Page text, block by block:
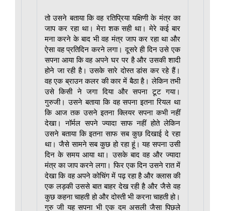
तो उसने बताया कि वह रतिप्रिया यक्षिणी के मंत्र का
जाप कर रहा था। मेरा शक सही था। मेरे कई बार
मना करने के बाद भी वह मंत्र जाप कर रहा था और
ऐसा वह प्रतिदिन करने लगा। दूसरे ही दिन उसे एक
सपना आया कि वह अपने घर पर है और उसकी शादी
होने जा रही है। उसके सारे दोस्त डांस कर रहे हैं।
वह एक ब्राउन कलर की कार में बैठा है। लेकिन तभी
उसे किसी ने जगा दिया और सपना टूट गया।
गुरुजी। उसने बताया कि वह सपना इतना रियल था
कि आज तक उसने इतना क्लियर सपना कभी नहीं
देखा। नॉर्मल सपने ज्यादा साफ नहीं होते लेकिन
उसने बताया कि इतना साफ सब कुछ दिखाई दे रहा
था। जैसे सामने सब कुछ हो रहा हूं। यह सपना उसी
दिन के समय आया था। उसके बाद वह और ज्यादा
मंत्र का जाप करने लगा। फिर एक दिन उसने रात में
देखा कि वह अपने कोचिंग में पढ़ रहा है और क्लास की
एक लड़की उससे बात बाहर देख रही है और जैसे वह
कुछ कहना चाहती हो और दोस्ती भी करना चाहती हो।
गुरु जी यह सपना भी एक दम असली जैसा पिछले